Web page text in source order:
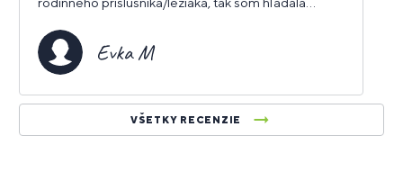
VŠETKY RECENZIE
Evka M